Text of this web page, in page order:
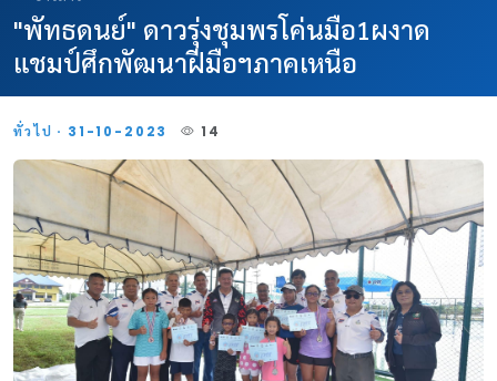
"พัทธดนย์" ดาวรุ่งชุมพรโค่นมือ1ผงาด
แชมป์ศึกพัฒนาฝีมือฯภาคเหนือ
ทั่วไป · 31-10-2023 14